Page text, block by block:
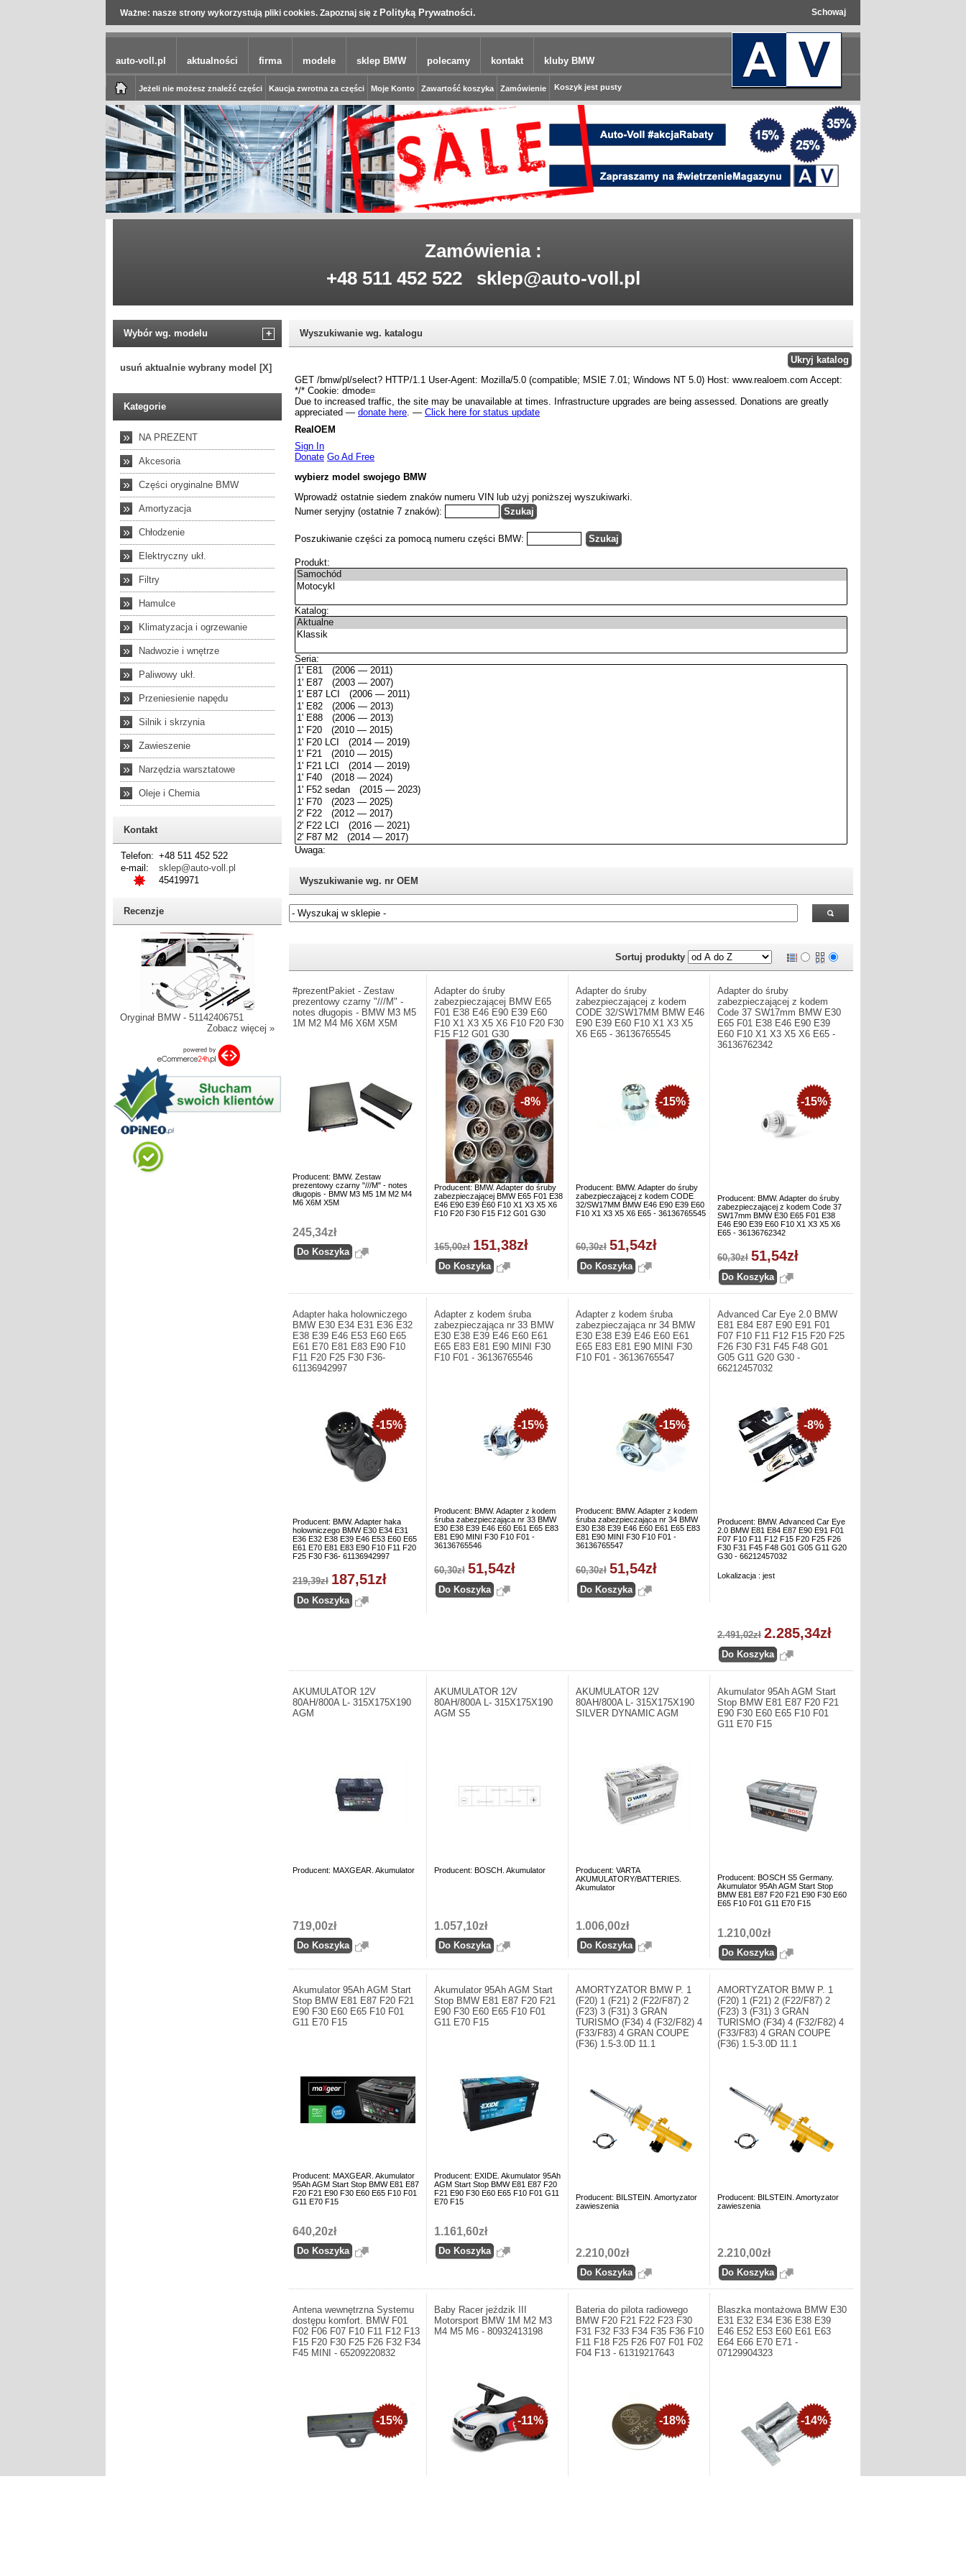
Schowaj
Ważne: nasze strony wykorzystują pliki cookies. Zapoznaj się z Polityką Prywatności.
auto-voll.pl aktualności firma modele sklep BMW polecamy kontakt kluby BMW
Jeżeli nie możesz znaleźć części Kaucja zwrotna za części Moje Konto Zawartość koszyka Zamówienie Koszyk jest pusty
Zamówienia :
+48 511 452 522
sklep@auto-voll.pl
Wybór wg. modelu +
usuń aktualnie wybrany model [X]
Kategorie
» NA PREZENT
» Akcesoria
» Części oryginalne BMW
» Amortyzacja
» Chłodzenie
» Elektryczny ukł.
» Filtry
» Hamulce
» Klimatyzacja i ogrzewanie
» Nadwozie i wnętrze
» Paliwowy ukł.
» Przeniesienie napędu
» Silnik i skrzynia
» Zawieszenie
» Narzędzia warsztatowe
» Oleje i Chemia
Kontakt
Telefon: +48 511 452 522
e-mail:
sklep@auto-voll.pl
45419971
Recenzje
Oryginał BMW - 51142406751
Zobacz więcej »
Wyszukiwanie wg. katalogu
Wyszukiwanie wg. nr OEM
Sortuj produkty
#prezentPakiet - Zestaw
prezentowy czarny "///M" -
notes długopis - BMW M3 M5
1M M2 M4 M6 X6M X5M
Producent: BMW. Zestaw
prezentowy czarny "///M" - notes
długopis - BMW M3 M5 1M M2 M4
M6 X6M X5M
245,34zł
Adapter do śruby
zabezpieczającej BMW E65
F01 E38 E46 E90 E39 E60
F10 X1 X3 X5 X6 F10 F20 F30
F15 F12 G01 G30
Producent: BMW. Adapter do śruby
zabezpieczającej BMW E65 F01 E38
E46 E90 E39 E60 F10 X1 X3 X5 X6
F10 F20 F30 F15 F12 G01 G30
-8%
165,00zł 151,38zł
Adapter do śruby
zabezpieczającej z kodem
CODE 32/SW17MM BMW E46
E90 E39 E60 F10 X1 X3 X5
X6 E65 - 36136765545
Producent: BMW. Adapter do śruby
zabezpieczającej z kodem CODE
32/SW17MM BMW E46 E90 E39 E60
F10 X1 X3 X5 X6 E65 - 36136765545
-15%
60,30zł 51,54zł
Adapter do śruby
zabezpieczającej z kodem
Code 37 SW17mm BMW E30
E65 F01 E38 E46 E90 E39
E60 F10 X1 X3 X5 X6 E65 -
36136762342
Producent: BMW. Adapter do śruby
zabezpieczającej z kodem Code 37
SW17mm BMW E30 E65 F01 E38
E46 E90 E39 E60 F10 X1 X3 X5 X6
E65 - 36136762342
-15%
60,30zł 51,54zł
Adapter haka holowniczego
BMW E30 E34 E31 E36 E32
E38 E39 E46 E53 E60 E65
E61 E70 E81 E83 E90 F10
F11 F20 F25 F30 F36-
61136942997
Producent: BMW. Adapter haka
holowniczego BMW E30 E34 E31
E36 E32 E38 E39 E46 E53 E60 E65
E61 E70 E81 E83 E90 F10 F11 F20
F25 F30 F36- 61136942997
-15%
219,39zł 187,51zł
Adapter z kodem śruba
zabezpieczająca nr 33 BMW
E30 E38 E39 E46 E60 E61
E65 E83 E81 E90 MINI F30
F10 F01 - 36136765546
Producent: BMW. Adapter z kodem
śruba zabezpieczająca nr 33 BMW
E30 E38 E39 E46 E60 E61 E65 E83
E81 E90 MINI F30 F10 F01 -
36136765546
-15%
60,30zł 51,54zł
Adapter z kodem śruba
zabezpieczająca nr 34 BMW
E30 E38 E39 E46 E60 E61
E65 E83 E81 E90 MINI F30
F10 F01 - 36136765547
Producent: BMW. Adapter z kodem
śruba zabezpieczająca nr 34 BMW
E30 E38 E39 E46 E60 E61 E65 E83
E81 E90 MINI F30 F10 F01 -
36136765547
-15%
60,30zł 51,54zł
Advanced Car Eye 2.0 BMW
E81 E84 E87 E90 E91 F01
F07 F10 F11 F12 F15 F20 F25
F26 F30 F31 F45 F48 G01
G05 G11 G20 G30 -
66212457032
Producent: BMW. Advanced Car Eye
2.0 BMW E81 E84 E87 E90 E91 F01
F07 F10 F11 F12 F15 F20 F25 F26
F30 F31 F45 F48 G01 G05 G11 G20
G30 - 66212457032
Lokalizacja : jest
-8%
2.491,02zł 2.285,34zł
AKUMULATOR 12V
80AH/800A L- 315X175X190
AGM
Producent: MAXGEAR. Akumulator
719,00zł
AKUMULATOR 12V
80AH/800A L- 315X175X190
AGM S5
Producent: BOSCH. Akumulator
1.057,10zł
AKUMULATOR 12V
80AH/800A L- 315X175X190
SILVER DYNAMIC AGM
Producent: VARTA
AKUMULATORY/BATTERIES.
Akumulator
1.006,00zł
Akumulator 95Ah AGM Start
Stop BMW E81 E87 F20 F21
E90 F30 E60 E65 F10 F01
G11 E70 F15
Producent: BOSCH S5 Germany.
Akumulator 95Ah AGM Start Stop
BMW E81 E87 F20 F21 E90 F30 E60
E65 F10 F01 G11 E70 F15
1.210,00zł
Akumulator 95Ah AGM Start
Stop BMW E81 E87 F20 F21
E90 F30 E60 E65 F10 F01
G11 E70 F15
Producent: MAXGEAR. Akumulator
95Ah AGM Start Stop BMW E81 E87
F20 F21 E90 F30 E60 E65 F10 F01
G11 E70 F15
640,20zł
Akumulator 95Ah AGM Start
Stop BMW E81 E87 F20 F21
E90 F30 E60 E65 F10 F01
G11 E70 F15
Producent: EXIDE. Akumulator 95Ah
AGM Start Stop BMW E81 E87 F20
F21 E90 F30 E60 E65 F10 F01 G11
E70 F15
1.161,60zł
AMORTYZATOR BMW P. 1
(F20) 1 (F21) 2 (F22/F87) 2
(F23) 3 (F31) 3 GRAN
TURISMO (F34) 4 (F32/F82) 4
(F33/F83) 4 GRAN COUPE
(F36) 1.5-3.0D 11.1
Producent: BILSTEIN. Amortyzator
zawieszenia
2.210,00zł
AMORTYZATOR BMW P. 1
(F20) 1 (F21) 2 (F22/F87) 2
(F23) 3 (F31) 3 GRAN
TURISMO (F34) 4 (F32/F82) 4
(F33/F83) 4 GRAN COUPE
(F36) 1.5-3.0D 11.1
Producent: BILSTEIN. Amortyzator
zawieszenia
2.210,00zł
Antena wewnętrzna Systemu
dostępu komfort. BMW F01
F02 F06 F07 F10 F11 F12 F13
F15 F20 F30 F25 F26 F32 F34
F45 MINI - 65209220832
-15%
Baby Racer jeździk III
Motorsport BMW 1M M2 M3
M4 M5 M6 - 80932413198
-11%
Bateria do pilota radiowego
BMW F20 F21 F22 F23 F30
F31 F32 F33 F34 F35 F36 F10
F11 F18 F25 F26 F07 F01 F02
F04 F13 - 61319217643
-18%
Blaszka montażowa BMW E30
E31 E32 E34 E36 E38 E39
E46 E52 E53 E60 E61 E63
E64 E66 E70 E71 -
07129904323
-14%